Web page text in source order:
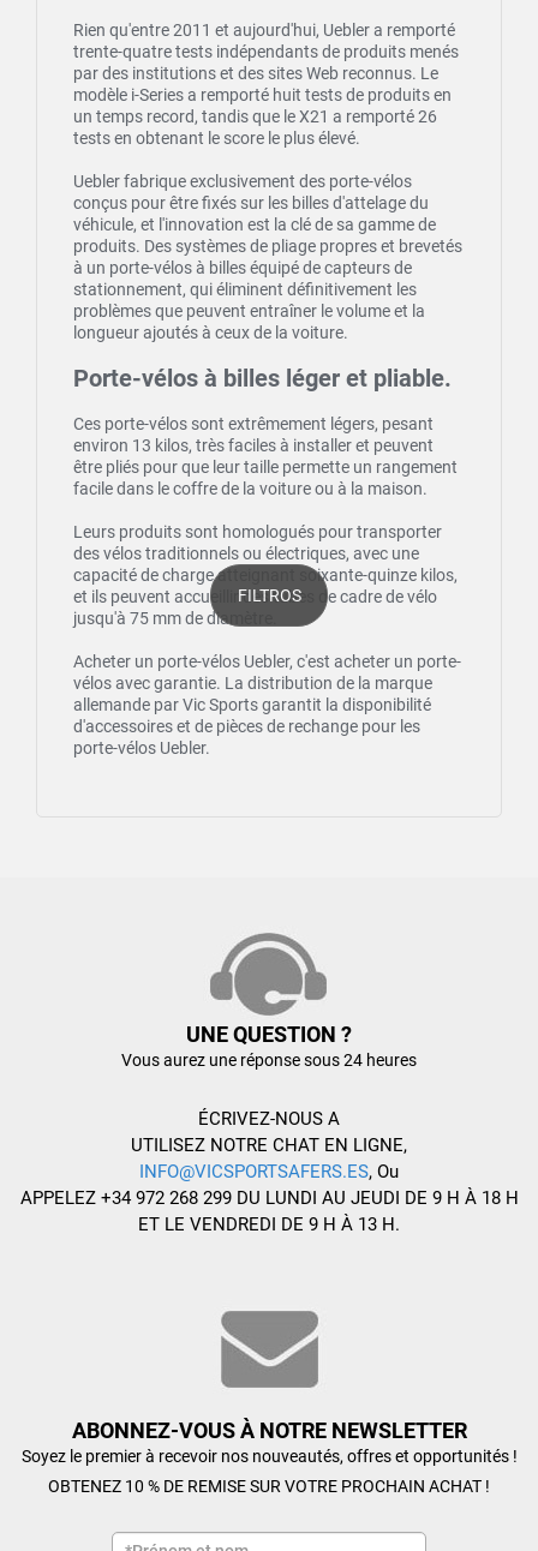
FILTROS
Rien qu'entre 2011 et aujourd'hui, Uebler a remporté
trente-quatre tests indépendants de produits menés
par des institutions et des sites Web reconnus. Le
modèle i-Series a remporté huit tests de produits en
un temps record, tandis que le X21 a remporté 26
tests en obtenant le score le plus élevé.
Uebler fabrique exclusivement des porte-vélos
conçus pour être fixés sur les billes d'attelage du
véhicule, et l'innovation est la clé de sa gamme de
produits. Des systèmes de pliage propres et brevetés
à un porte-vélos à billes équipé de capteurs de
stationnement, qui éliminent définitivement les
problèmes que peuvent entraîner le volume et la
longueur ajoutés à ceux de la voiture.
Porte-vélos à billes léger et pliable.
Ces porte-vélos sont extrêmement légers, pesant
environ 13 kilos, très faciles à installer et peuvent
être pliés pour que leur taille permette un rangement
facile dans le coffre de la voiture ou à la maison.
Leurs produits sont homologués pour transporter
des vélos traditionnels ou électriques, avec une
capacité de charge atteignant soixante-quinze kilos,
et ils peuvent accueillir des tubes de cadre de vélo
jusqu'à 75 mm de diamètre.
Acheter un porte-vélos Uebler, c'est acheter un porte-
vélos avec garantie. La distribution de la marque
allemande par Vic Sports garantit la disponibilité
d'accessoires et de pièces de rechange pour les
porte-vélos Uebler.
UNE QUESTION ?
Vous aurez une réponse sous 24 heures
ÉCRIVEZ-NOUS A
UTILISEZ NOTRE CHAT EN LIGNE,
INFO@VICSPORTSAFERS.ES, Ou
APPELEZ +34 972 268 299 DU LUNDI AU JEUDI DE 9 H À 18 H
ET LE VENDREDI DE 9 H À 13 H.
ABONNEZ-VOUS À NOTRE NEWSLETTER
Soyez le premier à recevoir nos nouveautés, offres et opportunités !
OBTENEZ 10 % DE REMISE SUR VOTRE PROCHAIN ACHAT !